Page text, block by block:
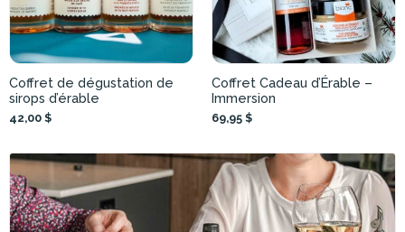
Coffret de dégustation de
sirops d’érable
42,00 $
Coffret Cadeau d’Érable –
Immersion
69,95 $